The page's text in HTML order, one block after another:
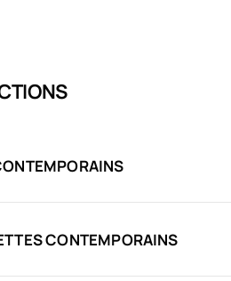
CONTEMPORAINS